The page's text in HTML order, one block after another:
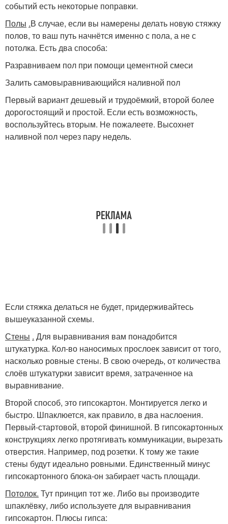
событий есть некоторые поправки.
Полы .В случае, если вы намерены делать новую стяжку
полов, то ваш путь начнётся именно с пола, а не с
потолка. Есть два способа:
Разравниваем пол при помощи цементной смеси
Залить самовыравнивающийся наливной пол
Первый вариант дешевый и трудоёмкий, второй более
дорогостоящий и простой. Если есть возможность,
воспользуйтесь вторым. Не пожалеете. Высохнет
наливной пол через пару недель.
Если стяжка делаться не будет, придерживайтесь
вышеуказанной схемы.
Стены . Для выравнивания вам понадобится
штукатурка. Кол-во наносимых прослоек зависит от того,
насколько ровные стены. В свою очередь, от количества
слоёв штукатурки зависит время, затраченное на
выравнивание.
Второй способ, это гипсокартон. Монтируется легко и
быстро. Шпаклюется, как правило, в два наслоения.
Первый-стартовой, второй финишной. В гипсокартонных
конструкциях легко протягивать коммуникации, вырезать
отверстия. Например, под розетки. К тому же такие
стены будут идеально ровными. Единственный минус
гипсокартонного блока-он забирает часть площади.
Потолок. Тут принцип тот же. Либо вы производите
шпаклёвку, либо используете для выравнивания
гипсокартон. Плюсы гипса: